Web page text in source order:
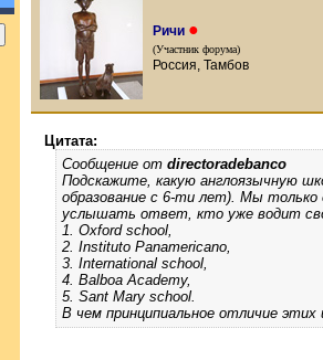
Ричи ●
(Участник форума)
Россия, Тамбов
Цитата:
Сообщение от directoradebanco
Подскажите, какую англоязычную
образование с 6-ти лет). Мы
услышать ответ, кто уже водит
1. Oxford school,
2. Instituto Panamericano,
3. International school,
4. Balboa Academy,
5. Sant Mary school.
В чем принципиальное отличие этих